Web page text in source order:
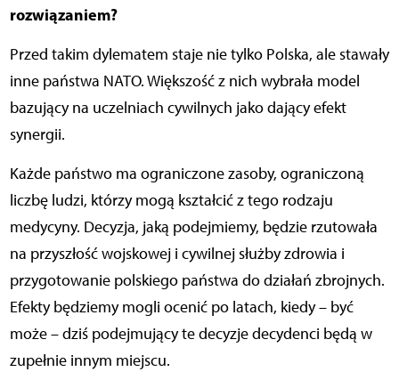
rozwiązaniem?
Przed takim dylematem staje nie tylko Polska, ale stawały
inne państwa NATO. Większość z nich wybrała model
bazujący na uczelniach cywilnych jako dający efekt
synergii.
Każde państwo ma ograniczone zasoby, ograniczoną
liczbę ludzi, którzy mogą kształcić z tego rodzaju
medycyny. Decyzja, jaką podejmiemy, będzie rzutowała
na przyszłość wojskowej i cywilnej służby zdrowia i
przygotowanie polskiego państwa do działań zbrojnych.
Efekty będziemy mogli ocenić po latach, kiedy – być
może – dziś podejmujący te decyzje decydenci będą w
zupełnie innym miejscu.